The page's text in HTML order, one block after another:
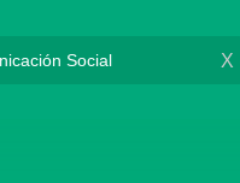
X